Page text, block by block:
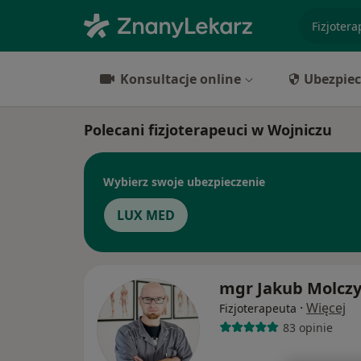
Konsultacje online
Polecani fizjoterapeuci w Wojniczu
Wybierz swoje ubezpieczenie
LUX MED
mgr Jakub
Fizjoterapeuta · Więcej
83 opinie